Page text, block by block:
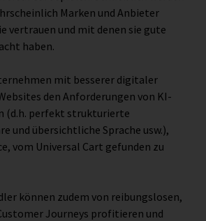
Marken und Anbieter
vertrauen und mit denen sie gute
haben.
mit besserer digitaler
den Anforderungen von KI-
(d.h. perfekt strukturierte
und übersichtliche Sprache usw.),
vom Universal Cart gefunden zu
können zudem von reibungslosen,
Journeys profitieren und